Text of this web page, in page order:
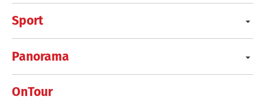
Sport
Panorama
OnTour